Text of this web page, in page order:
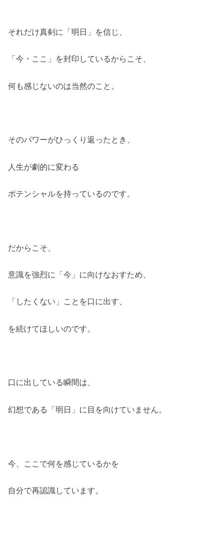
それだけ真剣に「明日」を信じ、
「今・ここ」を封印しているからこそ、
何も感じないのは当然のこと。
そのパワーがひっくり返ったとき、
人生が劇的に変わる
ポテンシャルを持っているのです。
だからこそ、
意識を強烈に「今」に向けなおすため、
「したくない」ことを口に出す、
を続けてほしいのです。
口に出している瞬間は、
幻想である「明日」に目を向けていません。
今、ここで何を感じているかを
自分で再認識しています。